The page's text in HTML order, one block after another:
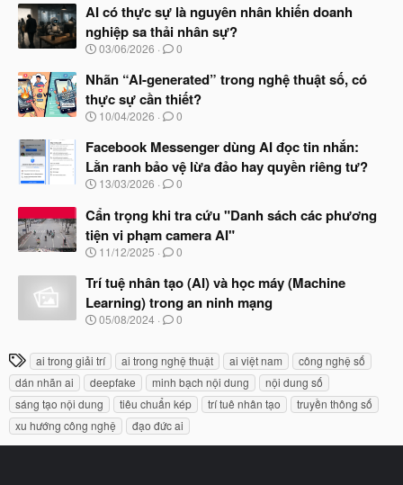
AI có thực sự là nguyên nhân khiến doanh
nghiệp sa thải nhân sự?
N
à
b
ắ
đ
ầ
u
03/06/2026 0
Nhãn “AI-generated” trong nghệ thuật số, có
thực sự cần thiết?
N
à
b
ắ
đ
ầ
u
10/04/2026 0
Facebook Messenger dùng AI đọc tin nhắn:
Lằn ranh bảo vệ lừa đảo hay quyền riêng tư?
N
à
y
b
ắ
đ
ầ
u
13/03/2026 0
Cẩn trọng khi tra cứu "Danh sách các phương
tiện vi phạm camera AI"
N
à
b
ắ
đ
ầ
u
11/12/2025 0
Trí tuệ nhân tạo (AI) và học máy (Machine
Learning) trong an ninh mạng
N
y
b
ắ
t
đ
ầ
u
05/08/2024 0
T
h
ẻ
ai trong giải trí ai trong nghệ thuật ai việt nam
công nghệ số
dán nhãn ai
deepfake minh bạch nội dung
nội dung số
sáng tạo nội dung
tiêu chuẩn kép trí tuê nhân tạo
truyền thông số
xu hướng công nghệ
đạo đức ai